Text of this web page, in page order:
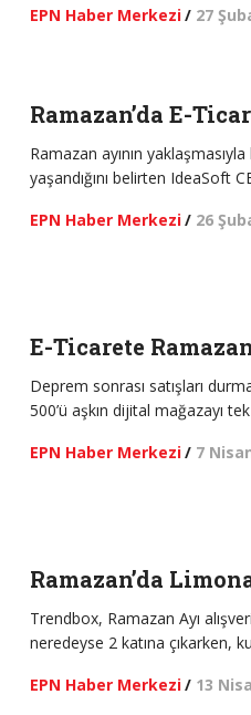
EPN Haber Merkezi/ 27
Ramazan’da E-
Ramazan ayının
yaşandığını belirten IdeaSoft
EPN Haber Merkezi/ 26
E-Ticarete
Deprem sonrası satışları
500’ü aşkın dijital mağazayı
EPN Haber Merkezi/ 7
Ramazan’da
Trendbox, Ramazan Ayı
neredeyse 2 katına çıkarken,
EPN Haber Merkezi/ 13